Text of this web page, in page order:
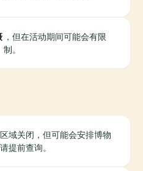
，但在活动期间可能会有限
制。
域关闭，但可能会安排博物
提前查询。